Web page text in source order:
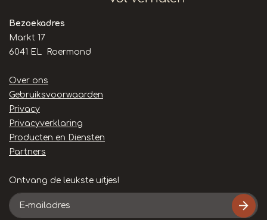
Bezoekadres
Markt 17
6041 EL Roermond
Handige
links
Over ons
Gebruiksvoorwaarden
Privacy
Privacyverklaring
Producten en Diensten
Partners
Ontvang de leukste uitjes!
E-
mailadres